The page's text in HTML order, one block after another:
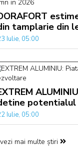
tamplarie din
Iulie, 05:00
Iulie, 05:00
vezi mai multe știri